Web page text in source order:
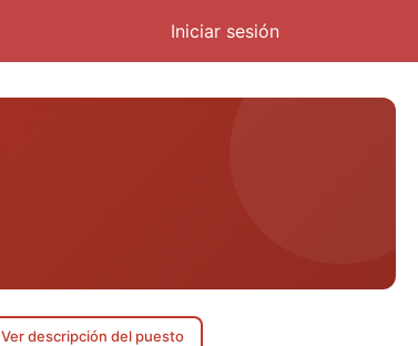
Iniciar sesión
Ver descripción del puesto